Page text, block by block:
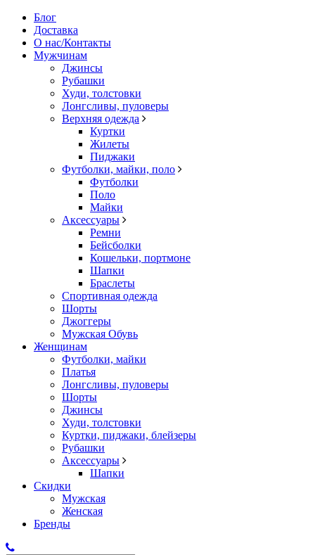
Блог
Доставка
О нас/Контакты
Мужчинам
Джинсы
Рубашки
Худи, толстовки
Лонгсливы, пуловеры
Верхняя одежда
Куртки
Жилеты
Пиджаки
Футболки, майки, поло
Футболки
Поло
Майки
Аксессуары
Ремни
Бейсболки
Кошельки, портмоне
Шапки
Браслеты
Спортивная одежда
Шорты
Джоггеры
Мужская Обувь
Женщинам
Футболки, майки
Платья
Лонгсливы, пуловеры
Шорты
Джинсы
Худи, толстовки
Куртки, пиджаки, блейзеры
Рубашки
Аксессуары
Шапки
Скидки
Мужская
Женская
Бренды